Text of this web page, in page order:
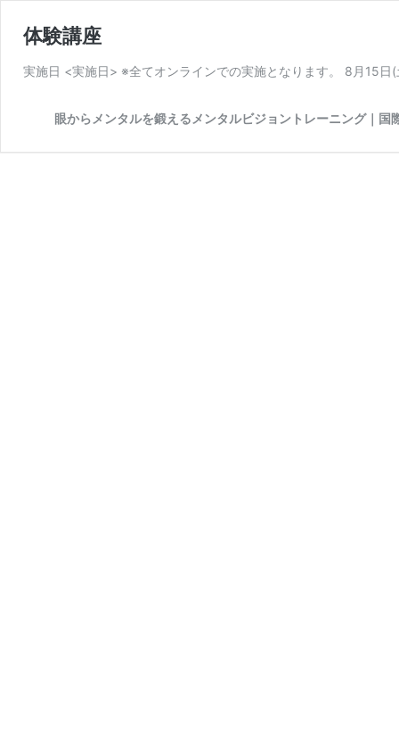
体験講座
実施日 <実施日> ※全てオンラインでの実施となります。 8月
眼からメンタルを鍛えるメンタルビジョントレーニング｜国